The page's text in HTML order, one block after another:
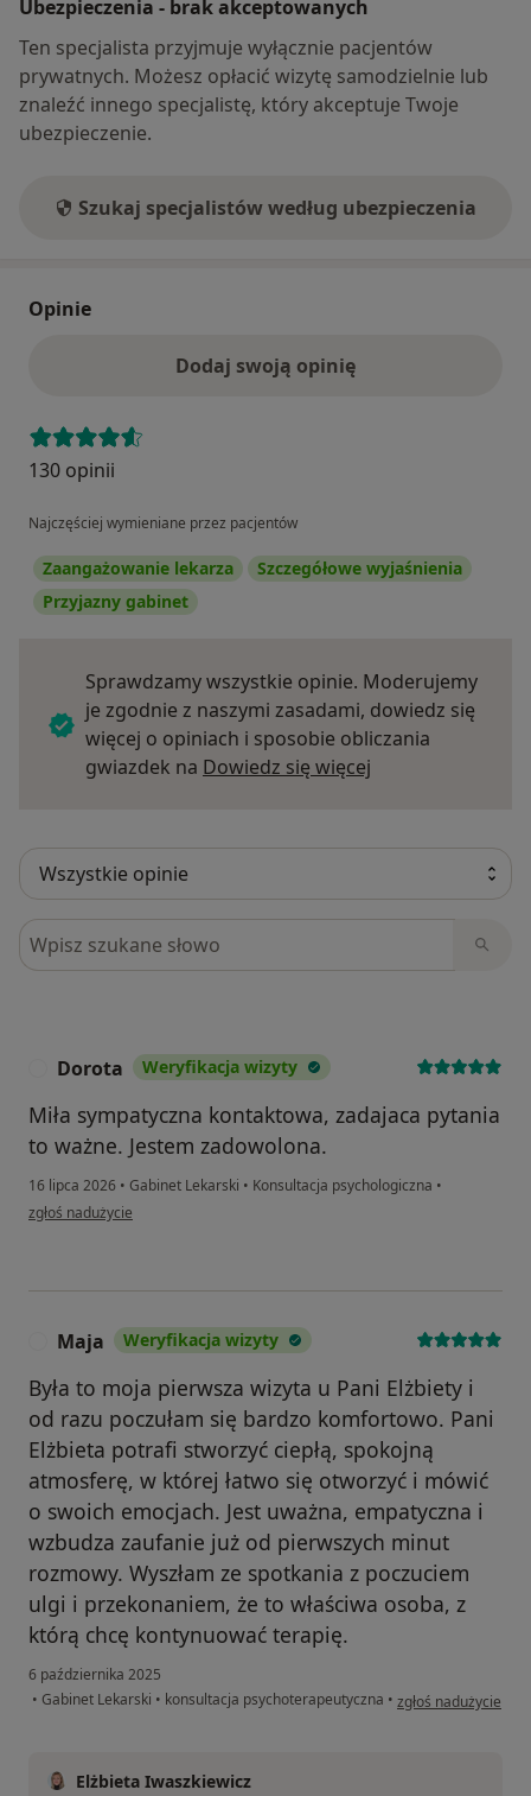
Ubezpieczenia - brak akceptowanych
Ten specjalista przyjmuje wyłącznie pacjentów
prywatnych. Możesz opłacić wizytę samodzielnie lub
znaleźć innego specjalistę, który akceptuje Twoje
ubezpieczenie.
Szukaj specjalistów według ubezpieczenia
Opinie
Dodaj swoją opinię
130 opinii
Najczęściej wymieniane przez pacjentów
Zaangażowanie lekarza
Szczegółowe wyjaśnienia
Przyjazny gabinet
Sprawdzamy wszystkie opinie. Moderujemy
je zgodnie z naszymi zasadami, dowiedz się
więcej o opiniach i sposobie obliczania
gwiazdek na Dowiedz się więcej
Szukaj w opiniach
Dorota Weryfikacja wizyty
Miła sympatyczna kontaktowa, zadajaca pytania
to ważne. Jestem zadowolona.
16 lipca 2026 • Gabinet Lekarski • Konsultacja psychologiczna •
w opinii użytkownika Dorota
zgłoś nadużycie
Maja Weryfikacja wizyty
Była to moja pierwsza wizyta u Pani Elżbiety i
od razu poczułam się bardzo komfortowo. Pani
Elżbieta potrafi stworzyć ciepłą, spokojną
atmosferę, w której łatwo się otworzyć i mówić
o swoich emocjach. Jest uważna, empatyczna i
wzbudza zaufanie już od pierwszych minut
rozmowy. Wyszłam ze spotkania z poczuciem
ulgi i przekonaniem, że to właściwa osoba, z
którą chcę kontynuować terapię.
6 października 2025
• Gabinet Lekarski • konsultacja psychoterapeutyczna • w opinii
zgłoś nadużycie
Elżbieta Iwaszkiewicz